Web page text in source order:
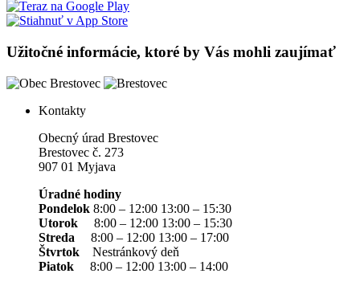
Užitočné informácie, ktoré by Vás mohli zaujímať
Kontakty
Obecný úrad Brestovec
Brestovec č. 273
907 01 Myjava
Úradné hodiny
Pondelok 8:00 – 12:00 13:00 – 15:30
Utorok 8:00 – 12:00 13:00 – 15:30
Streda 8:00 – 12:00 13:00 – 17:00
Štvrtok Nestránkový deň
Piatok 8:00 – 12:00 13:00 – 14:00